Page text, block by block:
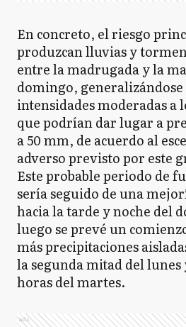
En concreto, el riesgo
produzcan lluvias y
entre la madrugada y la
domingo, generalizándose
intensidades moderadas a
que podrían dar lugar a
a 50 mm, de acuerdo al
adverso previsto por este
Este probable periodo de
sería seguido de una
hacia la tarde y noche del
luego se prevé un
más precipitaciones
la segunda mitad del
horas del martes.
Ads